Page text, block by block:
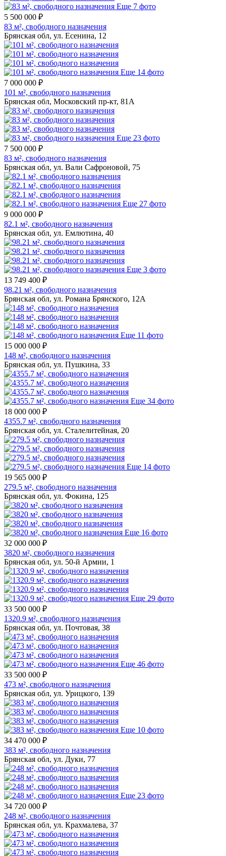
Еще 7 фото
5 500 000 ₽
83 м², свободного назначения
Брянская обл, ул. Есенина, 12
Еще 14 фото
7 000 000 ₽
101 м², свободного назначения
Брянская обл, Московский пр-кт, 81А
Еще 23 фото
7 500 000 ₽
83 м², свободного назначения
Брянская обл, ул. Вали Сафроновой, 75
Еще 27 фото
9 000 000 ₽
82.1 м², свободного назначения
Брянская обл, ул. Емлютина, 40
Еще 3 фото
13 749 400 ₽
98.21 м², свободного назначения
Брянская обл, ул. Романа Брянского, 12А
Еще 11 фото
15 000 000 ₽
148 м², свободного назначения
Брянская обл, ул. Пушкина, 33
Еще 34 фото
18 000 000 ₽
4355.7 м², свободного назначения
Брянская обл, ул. Сталелитейная, 20
Еще 14 фото
19 565 000 ₽
279.5 м², свободного назначения
Брянская обл, ул. Фокина, 125
Еще 16 фото
32 000 000 ₽
3820 м², свободного назначения
Брянская обл, ул. 50-й Армии, 1
Еще 29 фото
33 500 000 ₽
1320.9 м², свободного назначения
Брянская обл, ул. Почтовая, 38
Еще 46 фото
33 500 000 ₽
473 м², свободного назначения
Брянская обл, ул. Урицкого, 139
Еще 10 фото
34 470 000 ₽
383 м², свободного назначения
Брянская обл, ул. Дуки, 77
Еще 23 фото
34 720 000 ₽
248 м², свободного назначения
Брянская обл, ул. Крахмалева, 37